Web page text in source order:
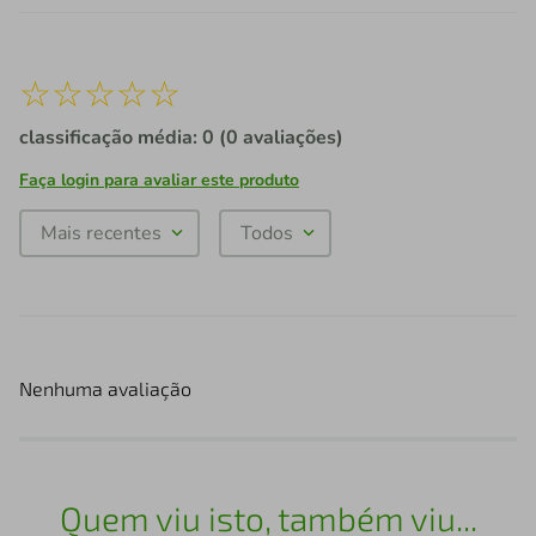
☆☆☆☆☆
classificação média: 0 (0 avaliações)
Faça login para avaliar este produto
Mais recentes Todos
Nenhuma avaliação
Quem viu isto, também viu...